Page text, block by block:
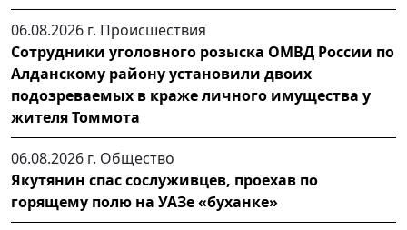
06.08.2026 г. Происшествия
Сотрудники уголовного розыска ОМВД России по
Алданскому району установили двоих
подозреваемых в краже личного имущества у
жителя Томмота
06.08.2026 г. Общество
Якутянин спас сослуживцев, проехав по
горящему полю на УАЗе «буханке»